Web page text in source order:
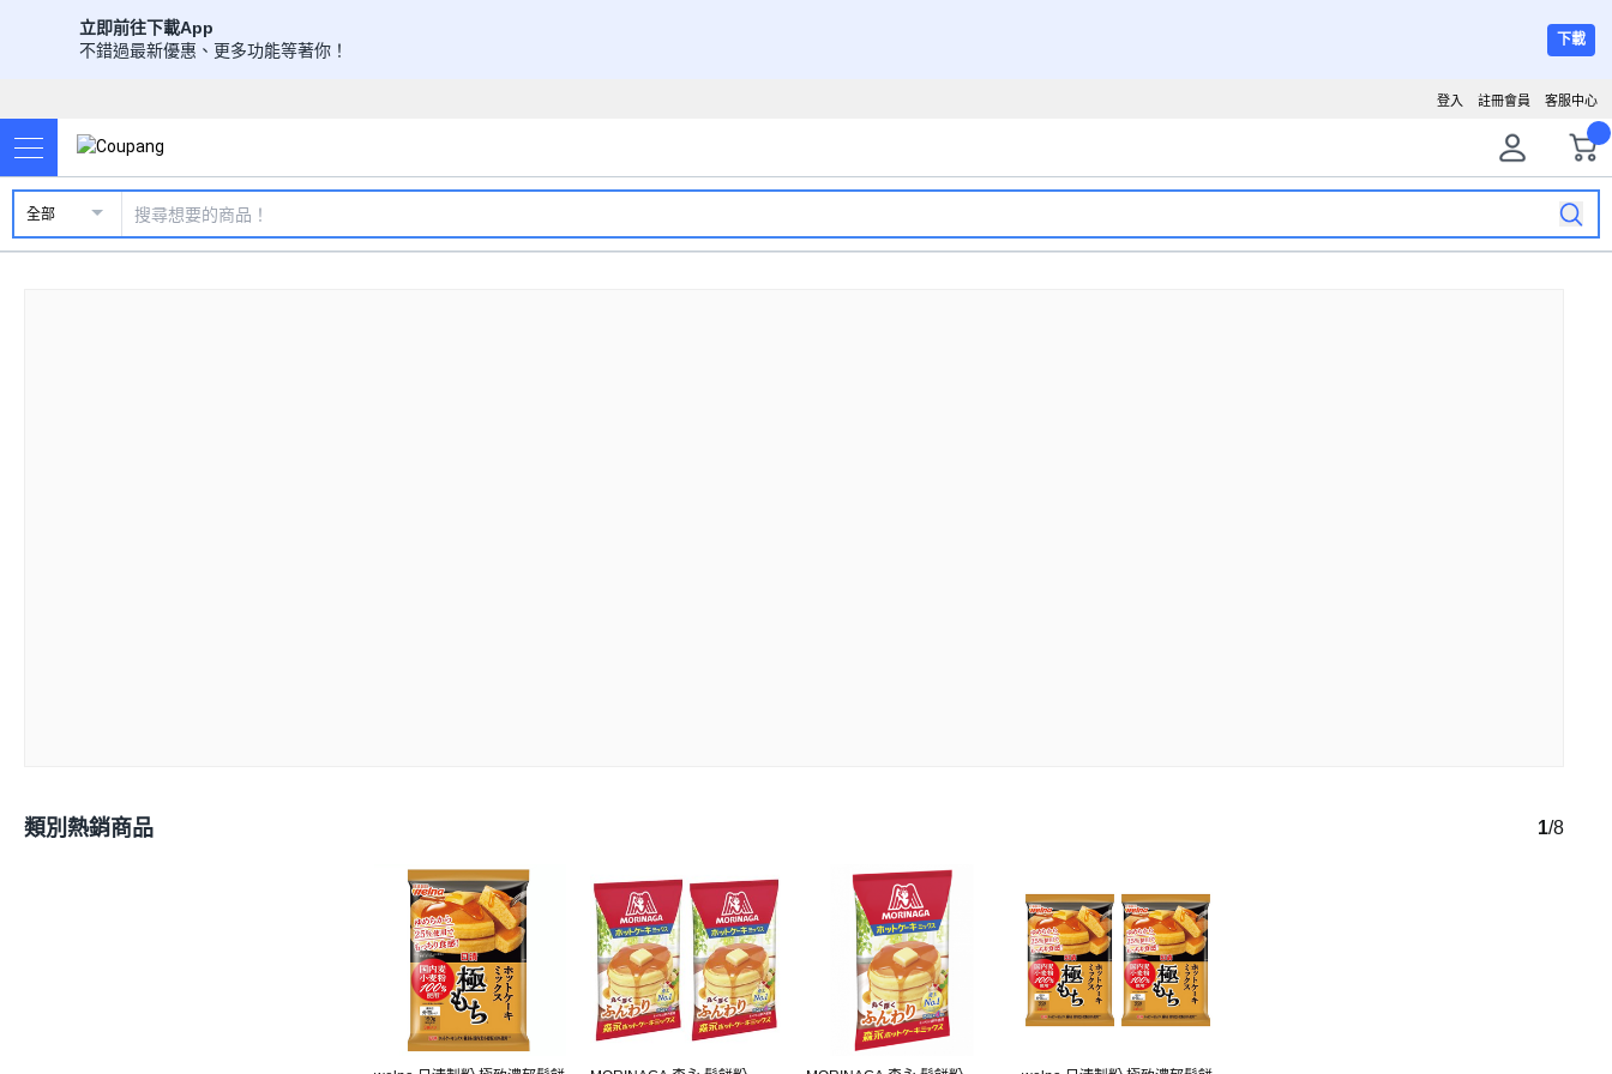
立即前往下載App
不錯過最新優惠、更多功能等著你！
下載
客服中心
註冊會員
登入
全部
類別熱銷商品 1/8